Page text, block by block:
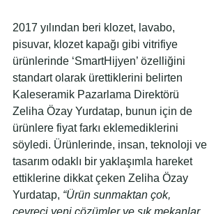
2017 yılından beri klozet, lavabo,
pisuvar, klozet kapağı gibi vitrifiye
ürünlerinde ‘SmartHijyen’ özelliğini
standart olarak ürettiklerini belirten
Kaleseramik Pazarlama Direktörü
Zeliha Özay Yurdatap, bunun için de
ürünlere fiyat farkı eklemediklerini
söyledi. Ürünlerinde, insan, teknoloji ve
tasarım odaklı bir yaklaşımla hareket
ettiklerine dikkat çeken Zeliha Özay
Yurdatap, “Ürün sunmaktan çok,
çevreci yeni çözümler ve şık mekanlar